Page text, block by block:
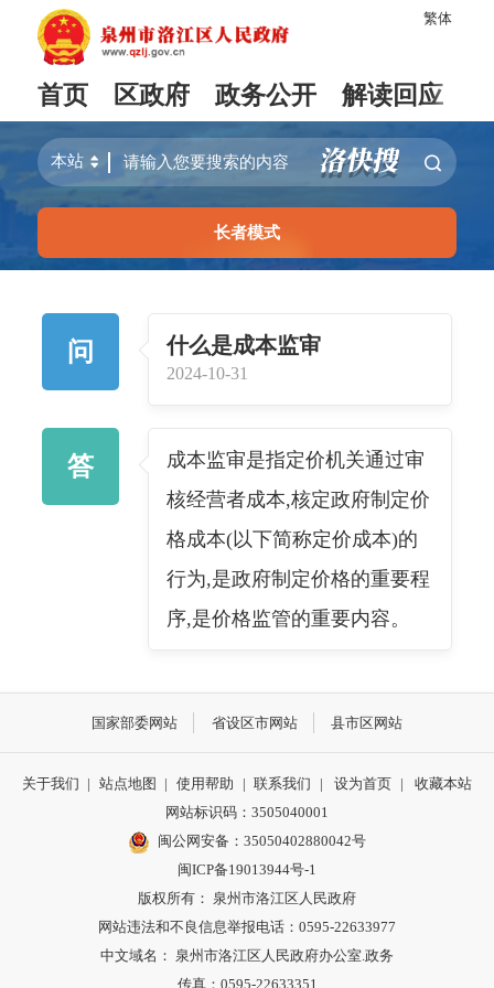
繁体
首页 区政府 政务公开 解读回应
长者模式
问 什么是成本监审
2024-10-31
答
成本监审是指定价机关通过审
核经营者成本,核定政府制定价
格成本(以下简称定价成本)的
行为,是政府制定价格的重要程
序,是价格监管的重要内容。
国家部委网站 省设区市网站 县市区网站
关于我们 | 站点地图 | 使用帮助 | 联系我们 | 设为首页 |
收藏本站
网站标识码：3505040001
闽公网安备：35050402880042号
闽ICP备19013944号-1
版权所有： 泉州市洛江区人民政府
网站违法和不良信息举报电话：0595-22633977
中文域名： 泉州市洛江区人民政府办公室.政务
传真：0595-22633351